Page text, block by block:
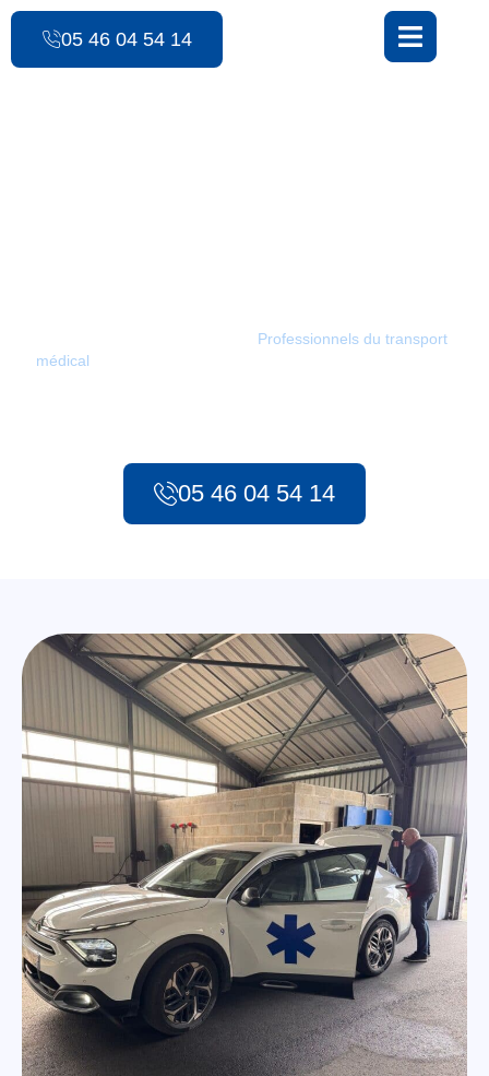
principal
05 46 04 54 14
Professionnels du transport
médical
05 46 04 54 14